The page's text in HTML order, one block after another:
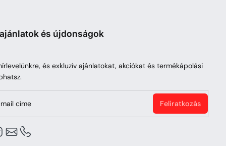
és újdonságok
és exkluzív ajánlatokat, akciókat és termékápolási
címe Feliratkozás